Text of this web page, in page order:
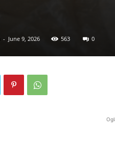
- June 9, 2026 563 0